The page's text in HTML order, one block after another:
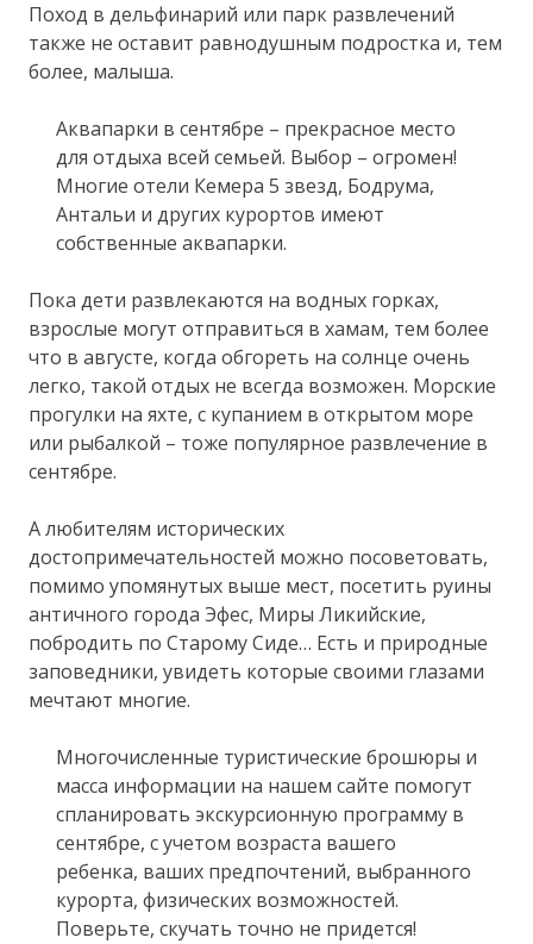
Поход в дельфинарий или парк развлечений
также не оставит равнодушным подростка и, тем
более, малыша.
Аквапарки в сентябре – прекрасное место
для отдыха всей семьей. Выбор – огромен!
Многие отели Кемера 5 звезд, Бодрума,
Антальи и других курортов имеют
собственные аквапарки.
Пока дети развлекаются на водных горках,
взрослые могут отправиться в хамам, тем более
что в августе, когда обгореть на солнце очень
легко, такой отдых не всегда возможен. Морские
прогулки на яхте, с купанием в открытом море
или рыбалкой – тоже популярное развлечение в
сентябре.
А любителям исторических
достопримечательностей можно посоветовать,
помимо упомянутых выше мест, посетить руины
античного города Эфес, Миры Ликийские,
побродить по Старому Сиде… Есть и природные
заповедники, увидеть которые своими глазами
мечтают многие.
Многочисленные туристические брошюры и
масса информации на нашем сайте помогут
спланировать экскурсионную программу в
сентябре, с учетом возраста вашего
ребенка, ваших предпочтений, выбранного
курорта, физических возможностей.
Поверьте, скучать точно не придется!